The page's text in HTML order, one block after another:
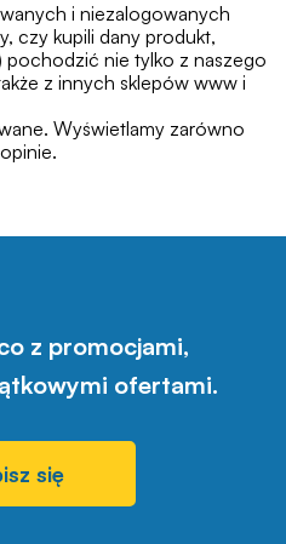
i niezalogowanych
czy kupili dany produkt,
nie tylko z naszego
z innych sklepów www i
Wyświetlamy zarówno
z promocjami,
ofertami.
się